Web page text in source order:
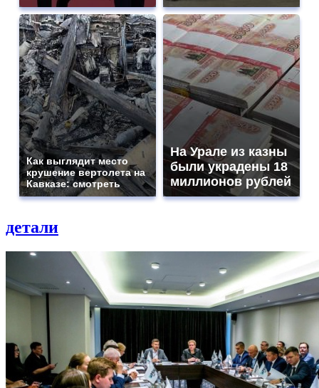
Как выглядит место
крушение вертолета на
Кавказе: смотреть
На Урале из казны
были украдены 18
миллионов рублей
детали